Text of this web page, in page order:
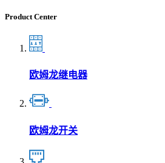
Product Center
欧姆龙继电器
欧姆龙开关